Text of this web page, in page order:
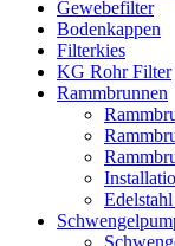
Gewebefilter
Bodenkappen
Filterkies
KG Rohr Filter
Rammbrunnen